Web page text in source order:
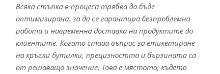
Всяка стъпка в процеса трябва да бъде
оптимизирана, за да се гарантира безпроблемна
работа и навременна доставка на продуктите до
клиентите. Когато става въпрос за етикетиране
на кръгли бутилки, прецизността и бързината са
от решаващо значение. Това е мястото, където